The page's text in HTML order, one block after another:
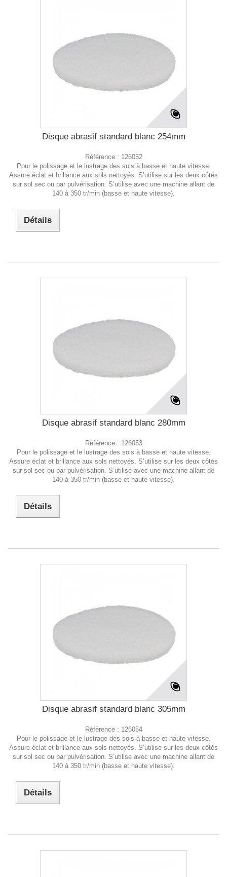
Disque abrasif standard blanc 254mm
Référence : 126052
Pour le polissage et le lustrage des sols à basse et haute vitesse.
Assure éclat et brillance aux sols nettoyés. S’utilise sur les deux côtés
sur sol sec ou par pulvérisation. S’utilise avec une machine allant de
140 à 350 tr/min (basse et haute vitesse).
Détails
Disque abrasif standard blanc 280mm
Référence : 126053
Pour le polissage et le lustrage des sols à basse et haute vitesse.
Assure éclat et brillance aux sols nettoyés. S’utilise sur les deux côtés
sur sol sec ou par pulvérisation. S’utilise avec une machine allant de
140 à 350 tr/min (basse et haute vitesse).
Détails
Disque abrasif standard blanc 305mm
Référence : 126054
Pour le polissage et le lustrage des sols à basse et haute vitesse.
Assure éclat et brillance aux sols nettoyés. S’utilise sur les deux côtés
sur sol sec ou par pulvérisation. S’utilise avec une machine allant de
140 à 350 tr/min (basse et haute vitesse).
Détails